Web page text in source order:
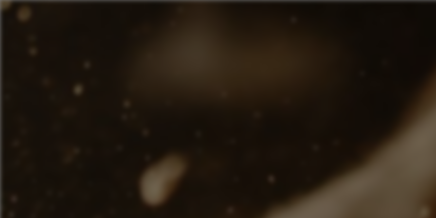
Panneau de gestion des cookies